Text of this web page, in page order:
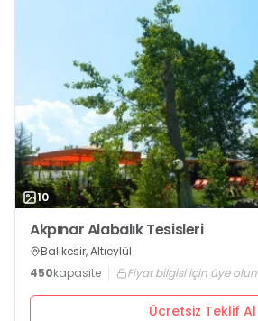
10
Akpınar Alabalık Tesisleri
Balıkesir, Altıeylül
450kapasite Fiyat bilgisi için üye olun
Ücretsiz Teklif Al